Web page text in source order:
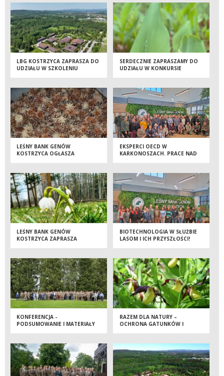
LBG KOSTRZYCA ZAPRASZA DO
UDZIAŁU W SZKOLENIU
SERDECZNIE ZAPRASZAMY DO
UDZIAŁU W KONKURSIE
LEŚNY BANK GENÓW
KOSTRZYCA OGŁASZA
EKSPERCI OECD W
KARKONOSZACH. PRACE NAD
LEŚNY BANK GENÓW
KOSTRZYCA ZAPRASZA
UDZIAŁU W KONKURSIE
PLASTYCZNYM PN. „WIOSENNE
PRZEBUDZENIE”.
BIOTECHNOLOGIA W SŁUŻBIE
LASOM I ICH PRZYSZŁOŚCI!
KONFERENCJA -
PODSUMOWANIE I MATERIAŁY
RAZEM DLA NATURY –
OCHRONA GATUNKÓW I